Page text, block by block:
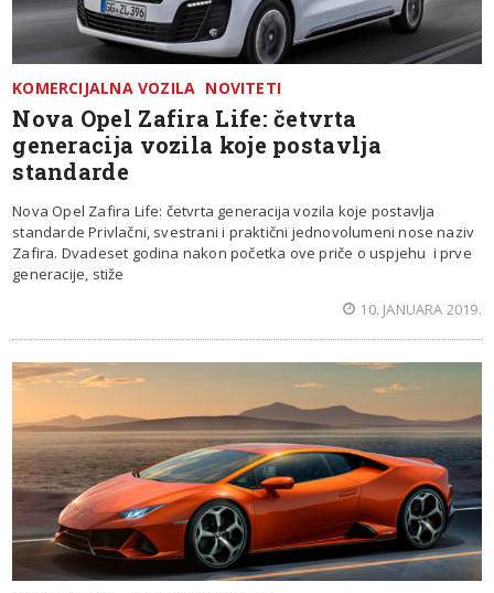
KOMERCIJALNA VOZILA NOVITETI
Nova Opel Zafira Life: četvrta
generacija vozila koje postavlja
standarde
Nova Opel Zafira Life: četvrta generacija vozila koje postavlja
standarde Privlačni, svestrani i praktični jednovolumeni nose naziv
Zafira. Dvadeset godina nakon početka ove priče o uspjehu i prve
generacije, stiže
10. JANUARA 2019.